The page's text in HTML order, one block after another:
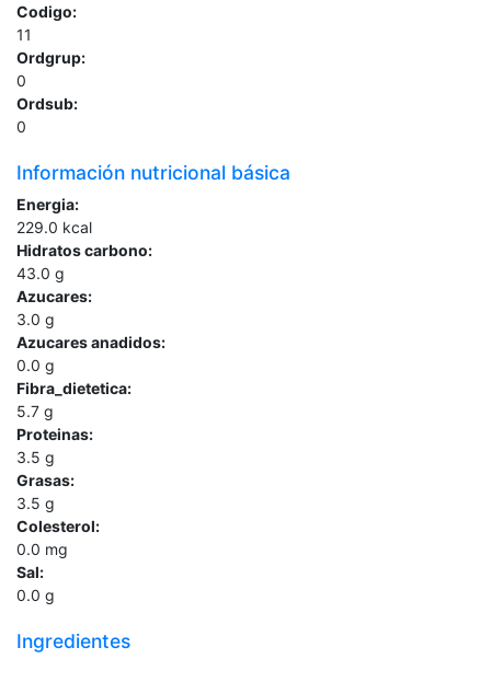
Codigo:
11
Ordgrup:
0
Ordsub:
0
Información nutricional básica
Energia:
229.0 kcal
Hidratos carbono:
43.0 g
Azucares:
3.0 g
Azucares anadidos:
0.0 g
Fibra_dietetica:
5.7 g
Proteinas:
3.5 g
Grasas:
3.5 g
Colesterol:
0.0 mg
Sal:
0.0 g
Ingredientes